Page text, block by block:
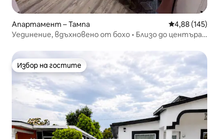
Апартамент – Тампа Средна
4,88 (145)
Уединение, вдъхновено от бохо • Близо до центъра
Избор на гостите
Избор на гостите